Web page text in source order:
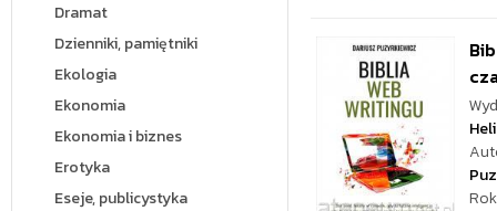
Dramat
Dzienniki, pamiętniki
Ekologia
Ekonomia
Ekonomia i biznes
Erotyka
Eseje, publicystyka